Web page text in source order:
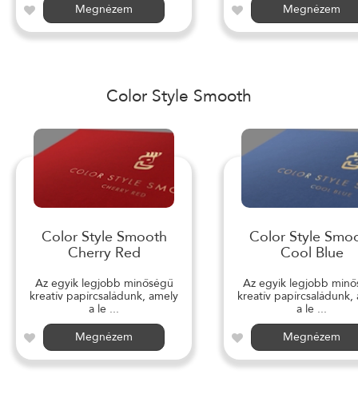
Megnézem
Megnézem
Color Style Smooth
Color Style Smooth
Cherry Red
Az egyik legjobb minőségű
kreatív papírcsaládunk, amely
a le ...
Megnézem
Color Style
Cool Blue
Az egyik legjobb
kreatív papírcsaládunk,
a le ...
Megnézem